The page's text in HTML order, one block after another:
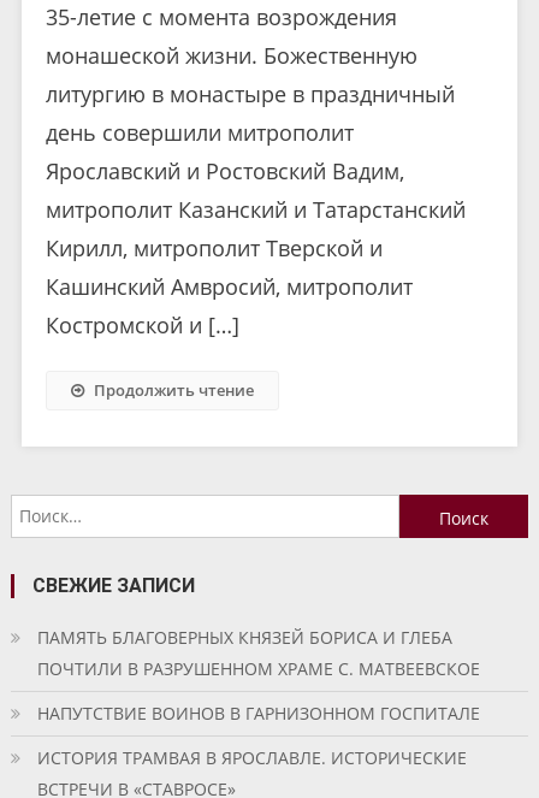
35-летие с момента возрождения
монашеской жизни. Божественную
литургию в монастыре в праздничный
день совершили митрополит
Ярославский и Ростовский Вадим,
митрополит Казанский и Татарстанский
Кирилл, митрополит Тверской и
Кашинский Амвросий, митрополит
Костромской и […]
Продолжить чтение
Найти:
СВЕЖИЕ ЗАПИСИ
ПАМЯТЬ БЛАГОВЕРНЫХ КНЯЗЕЙ БОРИСА И ГЛЕБА
ПОЧТИЛИ В РАЗРУШЕННОМ ХРАМЕ С. МАТВЕЕВСКОЕ
НАПУТСТВИЕ ВОИНОВ В ГАРНИЗОННОМ ГОСПИТАЛЕ
ИСТОРИЯ ТРАМВАЯ В ЯРОСЛАВЛЕ. ИСТОРИЧЕСКИЕ
ВСТРЕЧИ В «СТАВРОСЕ»